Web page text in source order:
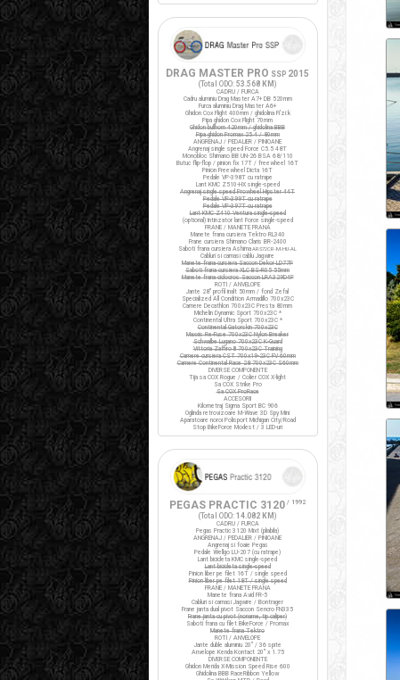
DRAG MASTER PRO SSP 2015
(Total ODO: 53.568 KM )
CADRU / FURCA
Cadru aluminiu Drag Master A7+ DB 520mm
Furca aluminiu Drag Master A6+
Ghidon Cox Flight 400mm / ghidolina Fi'zi:k
Pipa ghidon Cox Flight 70mm
Ghidon bullhorn 420mm / ghidolina BBB
Pipa ghidon Promax 25.4 / 80mm
ANGRENAJ / PEDALIER / PINIOANE
Angrenaj single speed Force C5.5 48T
Monobloc Shimano BB UN-26 BSA 68/110
Butuc flip-flop / pinion fix 17T / freewheel 16T
Pinion Freewheel Dicta 16T
Pedale VP-398T cu ratrape
Lant KMC Z510-HX single-speed
Angrenaj single speed Prowheel Hipster 44T
Pedale VP-399T cu ratrape
Pedale VP-397T cu ratrape
Lant KMC Z410 Ventura single-speed
(optional) Intinzator lant Force single-speed
FRANE / MANETE FRANA
Manete frana cursiera Tektro RL340
Frane cursiera Shimano Claris BR-2400
Saboti frana cursiera AshimaARS72CR-M-HU-AL
Cabluri si camasi cablu Jagwire
Manete frana cursiera Saccon Dekor LD77P
Saboti frana cursiera XLC BS-R05 55mm
Manete frana ciclocros Saccon LRA329D4P
ROTI / ANVELOPE
Jante 28" profil inalt 50mm / fond Zefal
Specialized All Condition Armadillo 700x23C
Camere Decathlon 700x23C Presta 80mm
Michelin Dynamic Sport 700x23C *
Continental Ultra Sport 700x23C *
Continental Gatorskin 700x23C
Maxxis Re-Fuse 700x23C Nylon Breaker
Schwalbe Lugano 700x23C K-Guard
Vittoria Zaffiro III 700x23C Training
Camere cursiera CST 700x19-23C FV 60mm
Camere Continental Race 28 700x23C S60mm
DIVERSE COMPONENTE
Tija sa COX Rogue / Colier COX X-light
Sa COX Strike Pro
Sa COX ProRace
ACCESORII
Kilometraj Sigma Sport BC 906
Oglinda retrovizoare M-Wave 3D Spy Mini
Aparatoare noroi Polisport Michigan City/Road
Stop BikeForce Modest / 3 LED-uri
PEGAS PRACTIC 3120 / 1992
(Total ODO: 14.082 KM )
CADRU / FURCA
Pegas Practic 3120 Mixt (pliabila)
ANGRENAJ / PEDALIER / PINIOANE
Angrenaj si foaie Pegas
Pedale Wellgo LU-207 (cu ratrape)
Lant bicicleta KMC single-speed
Lant bicicleta single-speed
Pinion liber pe filet 16T / single speed
Pinion liber pe filet 18T / single speed
FRANE / MANETE FRANA
Manete frana Avid FR-5
Cabluri si camasi Jagwire / Bontrager
Frane janta dual pivot Saccon Sencro FN335
Frane janta cu pivot (noname, tip caliper)
Saboti frana cu filet BikeForce / Promax
Manete frana Tektro
ROTI / ANVELOPE
Jante duble aluminiu 20" / 36 spite
Anvelope Kenda Kontact 20" x 1.75
DIVERSE COMPONENTE
Ghidon Merida X-Mission Speed Rise 600
Ghidolina BBB RaceRibbon Yellow